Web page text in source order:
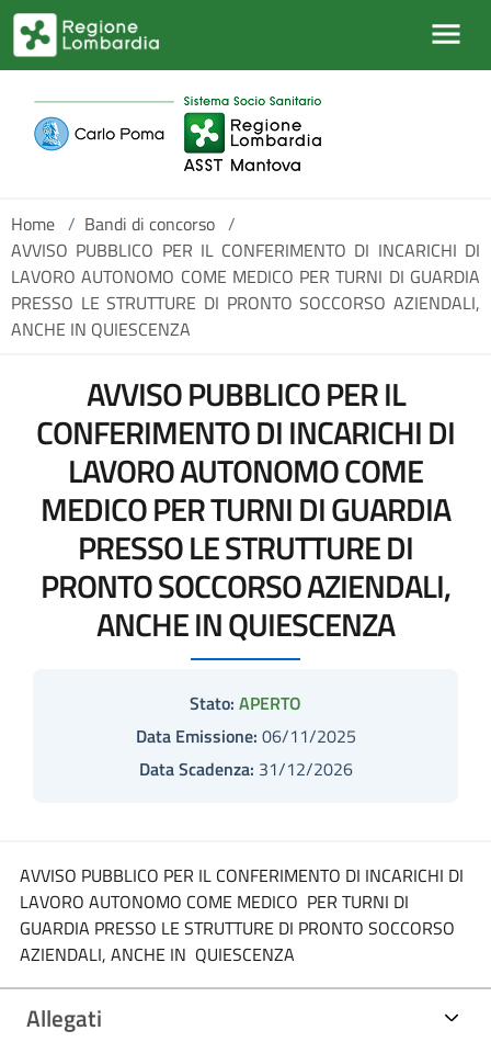
Salta al contenuto principale
Home / Bandi di concorso /
AVVISO PUBBLICO PER IL CONFERIMENTO DI INCARICHI DI
LAVORO AUTONOMO COME MEDICO PER TURNI DI GUARDIA
PRESSO LE STRUTTURE DI PRONTO SOCCORSO AZIENDALI,
ANCHE IN QUIESCENZA
AVVISO PUBBLICO PER IL
CONFERIMENTO DI INCARICHI DI
LAVORO AUTONOMO COME
MEDICO PER TURNI DI GUARDIA
PRESSO LE STRUTTURE DI
PRONTO SOCCORSO AZIENDALI,
ANCHE IN QUIESCENZA
Stato: APERTO
Data Emissione: 06/11/2025
Data Scadenza: 31/12/2026
AVVISO PUBBLICO PER IL CONFERIMENTO DI INCARICHI DI
LAVORO AUTONOMO COME MEDICO PER TURNI DI
GUARDIA PRESSO LE STRUTTURE DI PRONTO SOCCORSO
AZIENDALI, ANCHE IN QUIESCENZA
Allegati